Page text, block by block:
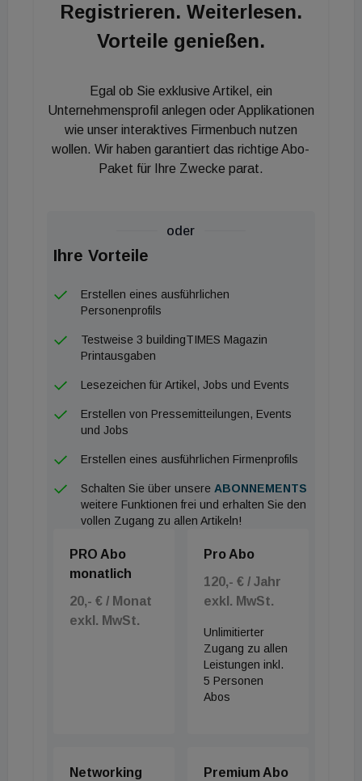
Registrieren. Weiterlesen.
Vorteile genießen.
Egal ob Sie exklusive Artikel, ein
Unternehmensprofil anlegen oder Applikationen
wie unser interaktives Firmenbuch nutzen
wollen. Wir haben garantiert das richtige Abo-
Paket für Ihre Zwecke parat.
oder
Ihre Vorteile
Erstellen eines ausführlichen
Personenprofils
Testweise 3 buildingTIMES Magazin
Printausgaben
Lesezeichen für Artikel, Jobs und Events
Erstellen von Pressemitteilungen, Events
und Jobs
Erstellen eines ausführlichen Firmenprofils
Schalten Sie über unsere ABONNEMENTS
weitere Funktionen frei und erhalten Sie den
vollen Zugang zu allen Artikeln!
PRO Abo
monatlich
20,- € / Monat
exkl. MwSt.
Pro Abo
120,- € / Jahr
exkl. MwSt.
Unlimitierter
Zugang zu allen
Leistungen inkl.
5 Personen
Abos
Networking Premium Abo